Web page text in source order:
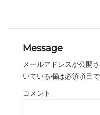
Message
メールアドレスが公開
いている欄は必須項目
コメント